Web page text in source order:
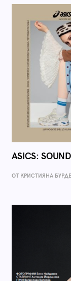
ASICS:
ОТ КРИСТИЯНА